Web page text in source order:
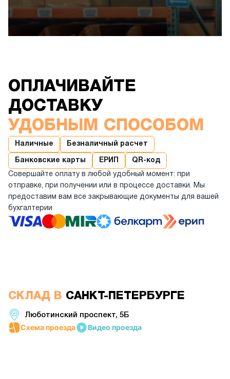
ОПЛАЧИВАЙТЕ
ДОСТАВКУ
УДОБНЫМ СПОСОБОМ
Наличные Безналичный расчет
Банковские карты ЕРИП QR-код
Совершайте оплату в любой удобный момент: при
отправке, при получении или в процессе доставки. Мы
предоставим вам все закрывающие документы для вашей
бухгалтерии
СКЛАД В САНКТ-ПЕТЕРБУРГЕ
Люботинский проспект, 5Б
Схема проезда Видео проезда